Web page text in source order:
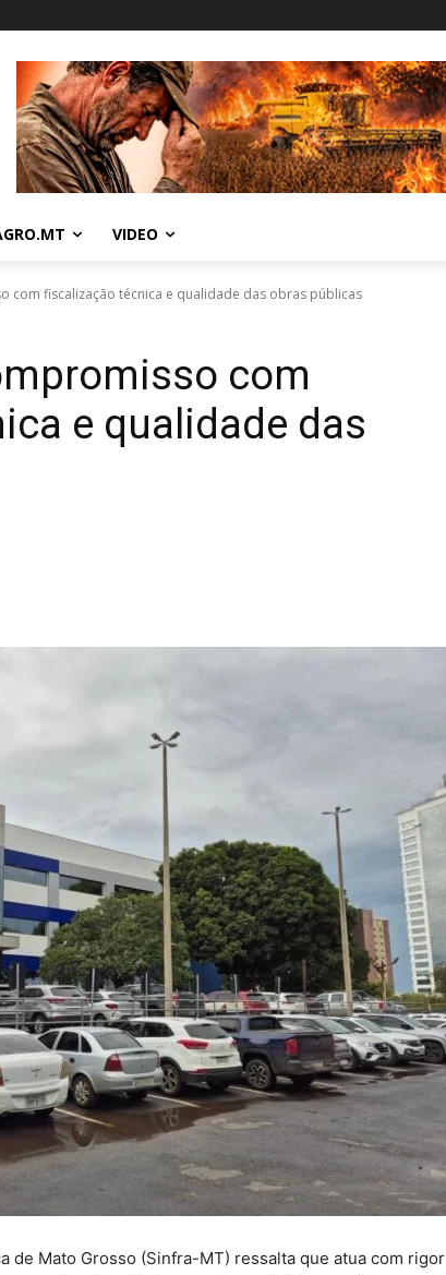
VIDEO
com fiscalização técnica e qualidade das obras públicas
com
e qualidade das
de Mato Grosso (Sinfra-MT) ressalta que atua com rigor